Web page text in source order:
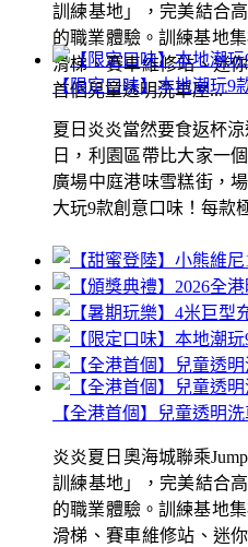
訓練基地」，完美結合
的職業體驗。訓練基地
滑梯、賽車維修站、迷
首個兒童透明洗車屋...
【限定口味】本地潮玩9
夏日炎炎當然要食返杯
日，利園區帶比大家一
廣場中庭港味雪糕街，
大玩9款創意口味！每款
【全港首個】兒童透明
炎炎夏日奧海城聯乘
訓練基地」，完美結合
的職業體驗。訓練基地
滑梯、賽車維修站、迷